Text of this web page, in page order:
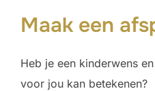
Maak een
Heb je een kinderwens
voor jou kan betekenen?